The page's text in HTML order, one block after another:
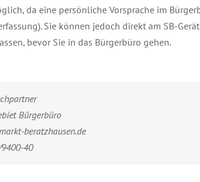
da eine persönliche Vorsprache im
Sie können jedoch direkt am SB-
bevor Sie in das Bürgerbüro gehen.
Bürgerbüro
beratzhausen.de
40